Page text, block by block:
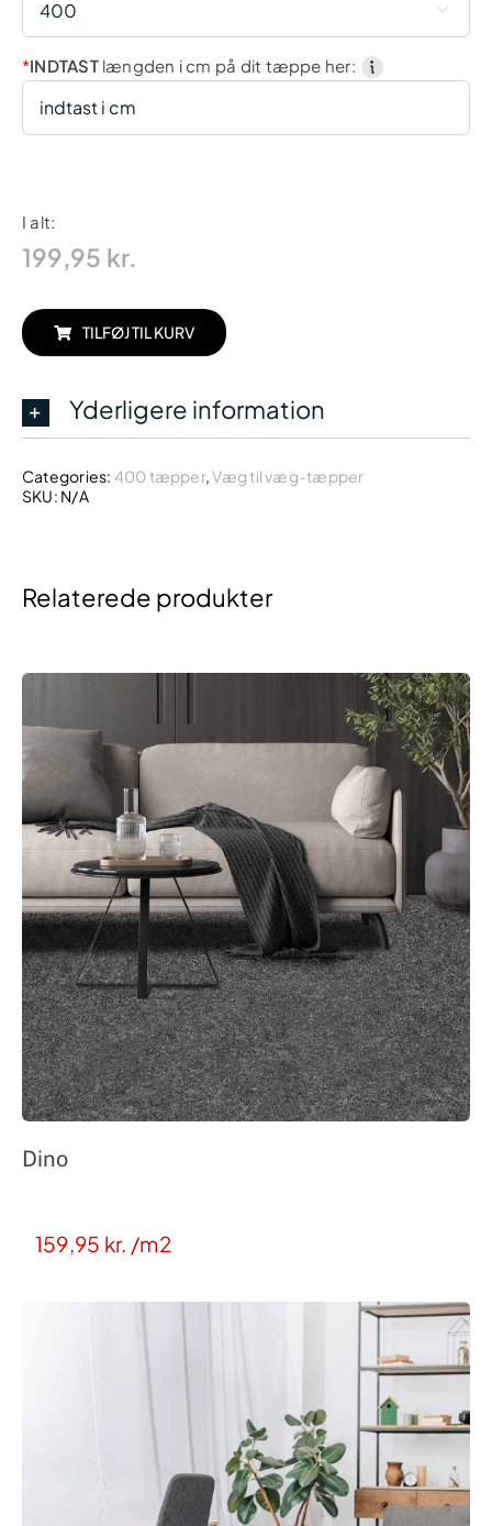

*INDTASTlængden i cm på dit tæppe her:
I alt:
199,95 kr.
TILFØJ TIL KURV
Yderligere information
Categories: 400 tæpper,Væg til væg-tæpper
SKU: N/A
Relaterede produkter
Dino
159,95 kr. /m2